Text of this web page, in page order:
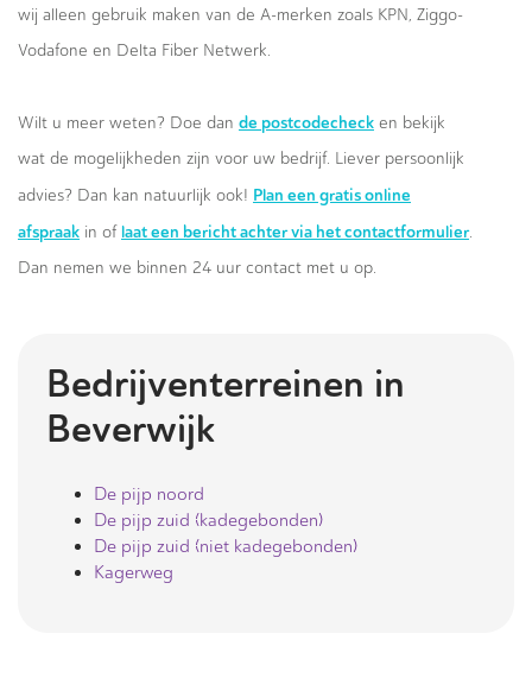
wij alleen gebruik maken van de A-merken zoals KPN, Ziggo-
Vodafone en Delta Fiber Netwerk.
Wilt u meer weten? Doe dan de postcodecheck en bekijk
wat de mogelijkheden zijn voor uw bedrijf. Liever persoonlijk
advies? Dan kan natuurlijk ook! Plan een gratis online
afspraak in of laat een bericht achter via het contactformulier.
Dan nemen we binnen 24 uur contact met u op.
Bedrijventerreinen in
Beverwijk
De pijp noord
De pijp zuid (kadegebonden)
De pijp zuid (niet kadegebonden)
Kagerweg